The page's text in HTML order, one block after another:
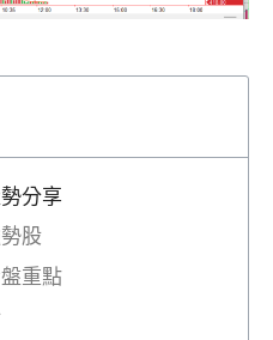
分享
股
重點